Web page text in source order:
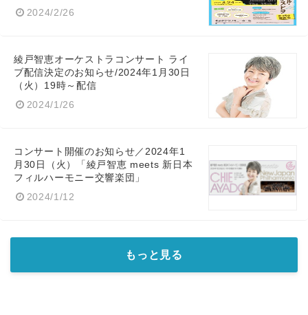
2024/2/26
綾戸智恵オーケストラコンサート ライ
ブ配信決定のお知らせ/2024年1月30日
（火）19時～配信
2024/1/26
コンサート開催のお知らせ／2024年1
月30日（火）「綾戸智恵 meets 新日本
フィルハーモニー交響楽団」
2024/1/12
もっと見る